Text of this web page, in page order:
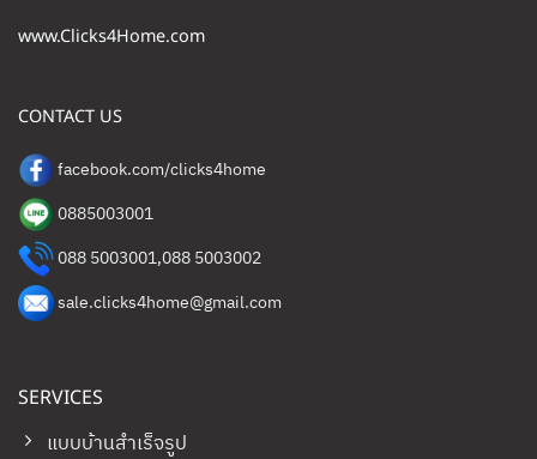
www.Clicks4Home.com
SERVICES
แบบบ้านสำเร็จรูป
CONTACT US
facebook.com/clicks4home
0885003001
088 5003001,088 5003002
sale.clicks4home@gmail.com